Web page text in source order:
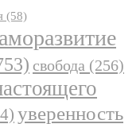
(58)
свобода (256)
уверенность